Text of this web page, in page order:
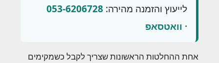
לייעוץ והזמנה מהירה: 053-6206728
· וואטסאפ
אחת ההחלטות הראשונות שצריך לקבל כשמקימים